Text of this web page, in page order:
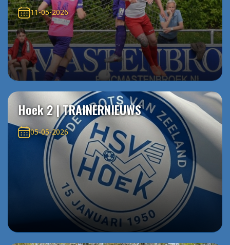
11-05-2026
Hoek 2 | TRAINERNIEUWS
05-05-2026